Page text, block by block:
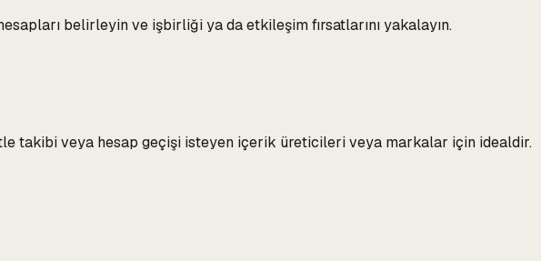
belirleyin ve işbirliği ya da etkileşim fırsatlarını yakalayın.
takibi veya hesap geçişi isteyen içerik üreticileri veya markalar için idealdir.